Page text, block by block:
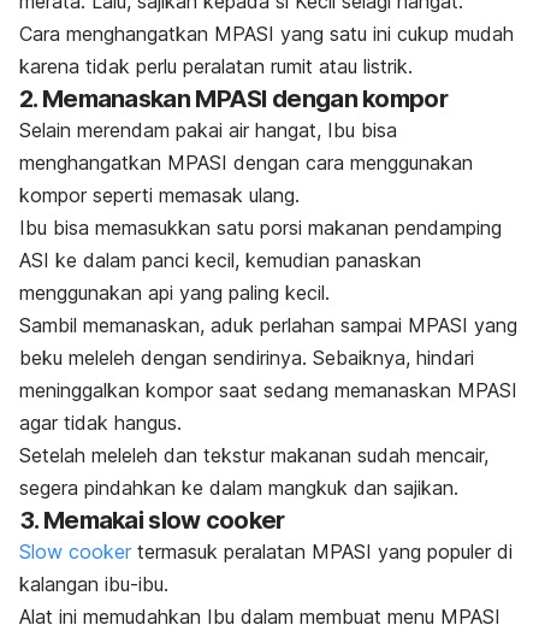
Cara menghangatkan MPASI yang satu ini cukup mudah
karena tidak perlu peralatan rumit atau listrik.
2. Memanaskan MPASI dengan kompor
Selain merendam pakai air hangat, Ibu bisa
menghangatkan MPASI dengan cara menggunakan
kompor seperti memasak ulang.
Ibu bisa memasukkan satu porsi makanan pendamping
ASI ke dalam panci kecil, kemudian panaskan
menggunakan api yang paling kecil.
Sambil memanaskan, aduk perlahan sampai MPASI yang
beku meleleh dengan sendirinya. Sebaiknya, hindari
meninggalkan kompor saat sedang memanaskan MPASI
agar tidak hangus.
Setelah meleleh dan tekstur makanan sudah mencair,
segera pindahkan ke dalam mangkuk dan sajikan.
3. Memakai slow cooker
Slow cooker termasuk peralatan MPASI yang populer di
kalangan ibu-ibu.
Alat ini memudahkan Ibu dalam membuat menu MPASI